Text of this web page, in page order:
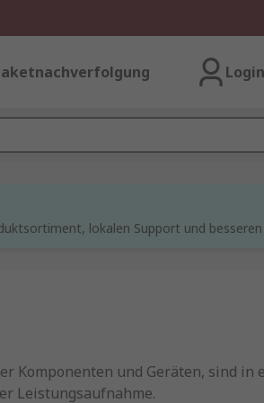
lokalen Support und
Komponenten und Geräten, sind in
Leistungsaufnahme.